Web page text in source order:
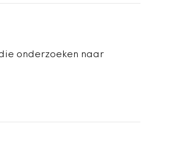
onderzoeken naar